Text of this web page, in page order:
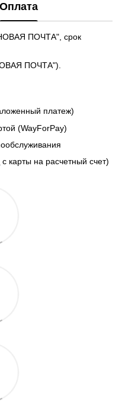
Оплата
ПОЧТА", срок
ПОЧТА").
платеж)
(WayForPay)
карты на расчетный счет)